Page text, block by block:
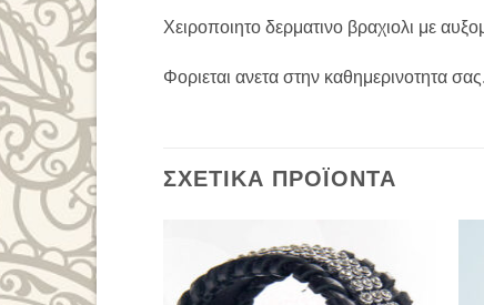
Χειροποιητο δερματινο βραχιολι με
Φοριεται ανετα στην καθημερινοτητα
ΣΧΕΤΙΚΆ ΠΡΟΪΌΝΤΑ
Add to
Wishlist